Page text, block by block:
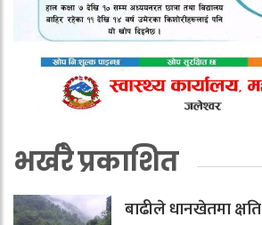
भर्खरै प्रकाशित
बाढीले धानखेतमा क्षति